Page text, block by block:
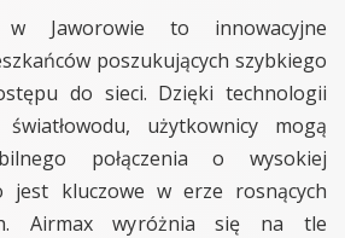
Jaworowie to innowacyjne
poszukujących szybkiego
do sieci. Dzięki technologii
światłowodu, użytkownicy mogą
połączenia o wysokiej
jest kluczowe w erze rosnących
Airmax wyróżnia się na tle